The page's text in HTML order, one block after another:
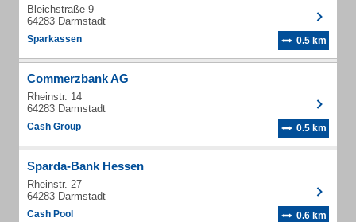
Bleichstraße 9
64283 Darmstadt
Sparkassen 0.5 km
Commerzbank AG
Rheinstr. 14
64283 Darmstadt
Cash Group 0.5 km
Sparda-Bank Hessen
Rheinstr. 27
64283 Darmstadt
Cash Pool 0.6 km